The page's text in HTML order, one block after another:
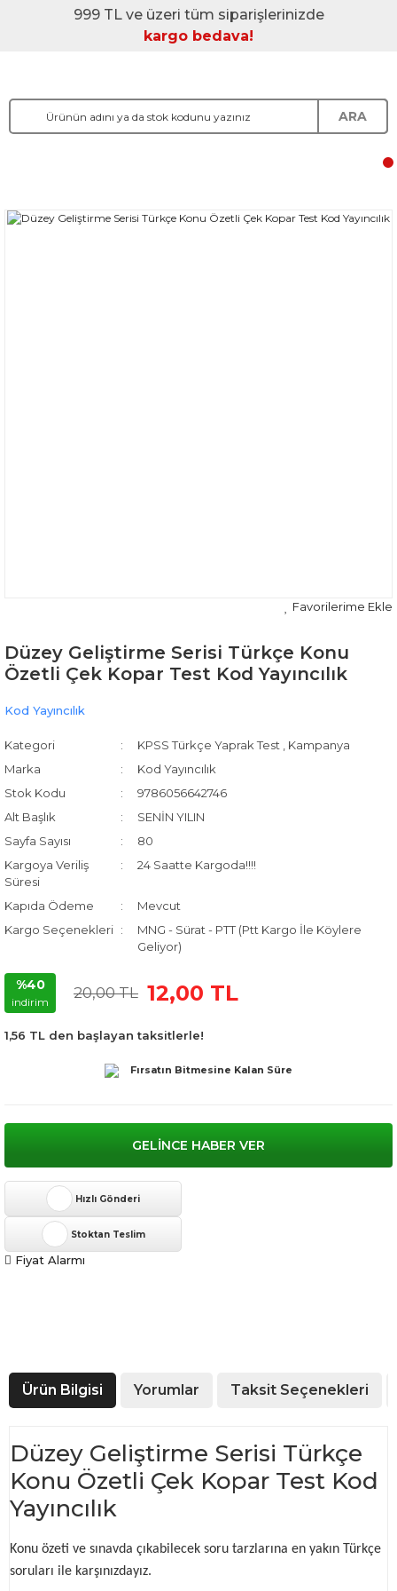
999 TL ve üzeri tüm siparişlerinizde
kargo bedava!
ARA
Düzey Geliştirme Serisi Türkçe Konu
Özetli Çek Kopar Test Kod Yayıncılık
Kod Yayıncılık
Kategori KPSS Türkçe Yaprak Test
Kampanya
Marka
Kod Yayıncılık
Stok Kodu
9786056642746
Alt Başlık
SENİN YILIN
Sayfa Sayısı
80
Kargoya Veriliş
Süresi
24 Saatte Kargoda!!!!
Kapıda Ödeme
Mevcut
Kargo Seçenekleri
MNG - Sürat - PTT (Ptt Kargo İle Köylere
Geliyor)
%40
indirim
20,00 TL 12,00 TL
1,56 TL den başlayan taksitlerle!
Fırsatın Bitmesine Kalan Süre
GELİNCE HABER VER
Hızlı Gönderi
Stoktan Teslim
Fiyat Alarmı
Ürün Bilgisi Yorumlar Taksit Seçenekleri
Düzey Geliştirme Serisi Türkçe
Konu Özetli Çek Kopar Test Kod
Yayıncılık
Konu özeti ve sınavda çıkabilecek soru tarzlarına en yakın Türkçe
soruları ile karşınızdayız.